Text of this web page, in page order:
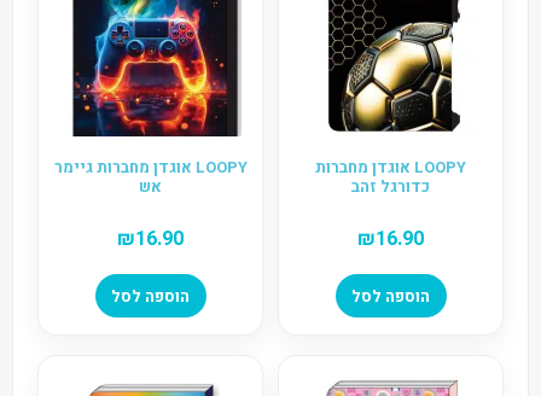
LOOPY אוגדן מחברות
כדורגל זהב
₪16.90
הוספה לסל
LOOPY אוגדן מחברות גיימר
אש
₪16.90
הוספה לסל